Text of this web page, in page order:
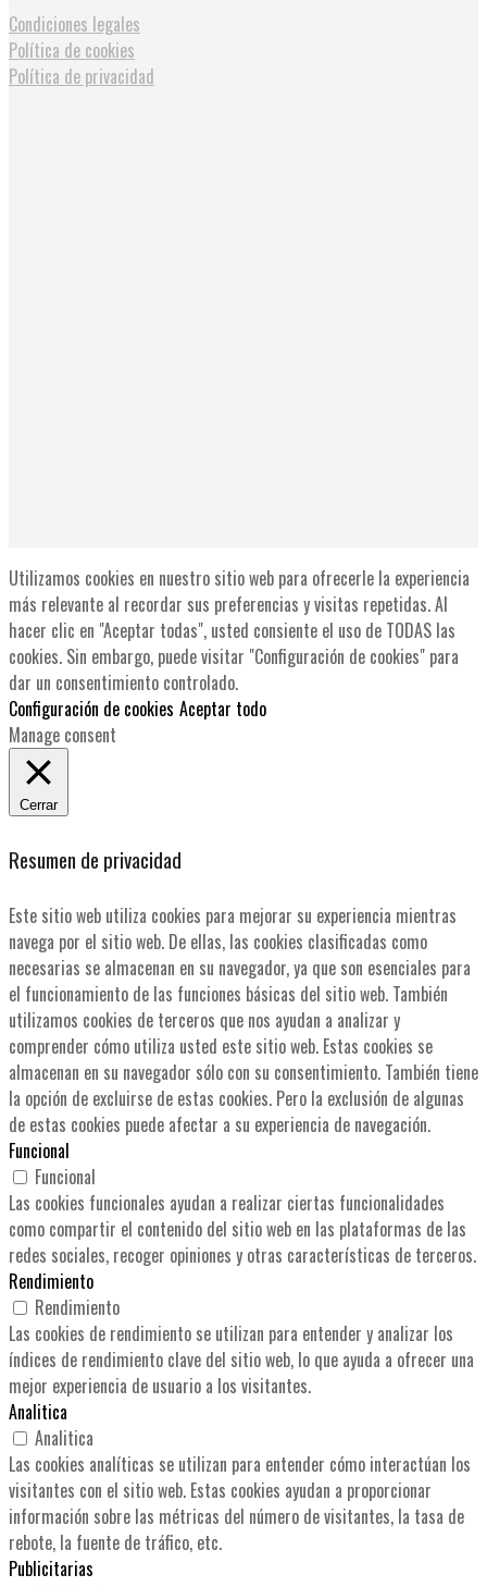
Condiciones legales
Política de cookies
Política de privacidad
Utilizamos cookies en nuestro sitio web para ofrecerle la experiencia
más relevante al recordar sus preferencias y visitas repetidas. Al
hacer clic en "Aceptar todas", usted consiente el uso de TODAS las
cookies. Sin embargo, puede visitar "Configuración de cookies" para
dar un consentimiento controlado.
Configuración de cookies Aceptar todo
Manage consent
Cerrar
Resumen de privacidad
Este sitio web utiliza cookies para mejorar su experiencia mientras
navega por el sitio web. De ellas, las cookies clasificadas como
necesarias se almacenan en su navegador, ya que son esenciales para
el funcionamiento de las funciones básicas del sitio web. También
utilizamos cookies de terceros que nos ayudan a analizar y
comprender cómo utiliza usted este sitio web. Estas cookies se
almacenan en su navegador sólo con su consentimiento. También tiene
la opción de excluirse de estas cookies. Pero la exclusión de algunas
de estas cookies puede afectar a su experiencia de navegación.
Funcional
Funcional
Las cookies funcionales ayudan a realizar ciertas funcionalidades
como compartir el contenido del sitio web en las plataformas de las
redes sociales, recoger opiniones y otras características de terceros.
Rendimiento
Rendimiento
Las cookies de rendimiento se utilizan para entender y analizar los
índices de rendimiento clave del sitio web, lo que ayuda a ofrecer una
mejor experiencia de usuario a los visitantes.
Analitica
Analitica
Las cookies analíticas se utilizan para entender cómo interactúan los
visitantes con el sitio web. Estas cookies ayudan a proporcionar
información sobre las métricas del número de visitantes, la tasa de
rebote, la fuente de tráfico, etc.
Publicitarias